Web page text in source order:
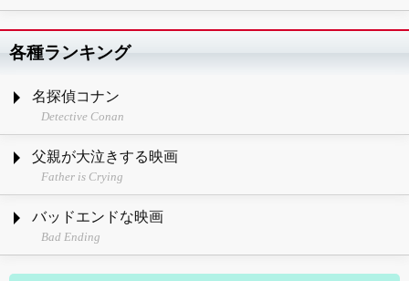
各種ランキング
名探偵コナン
Detective Conan
父親が大泣きする映画
Father is Crying
バッドエンドな映画
Bad Ending